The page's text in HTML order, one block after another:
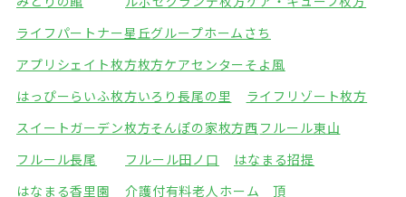
ライフパートナー星丘グループホームさち
アプリシェイト枚方枚方ケアセンターそよ風
はっぴーらいふ枚方いろり長尾の里
ライフリゾート枚方
スイートガーデン枚方そんぽの家枚方西 フルール東山
フルール長尾
フルール田ノ口
はなまる招提
はなまる香里園
介護付有料老人ホーム 頂